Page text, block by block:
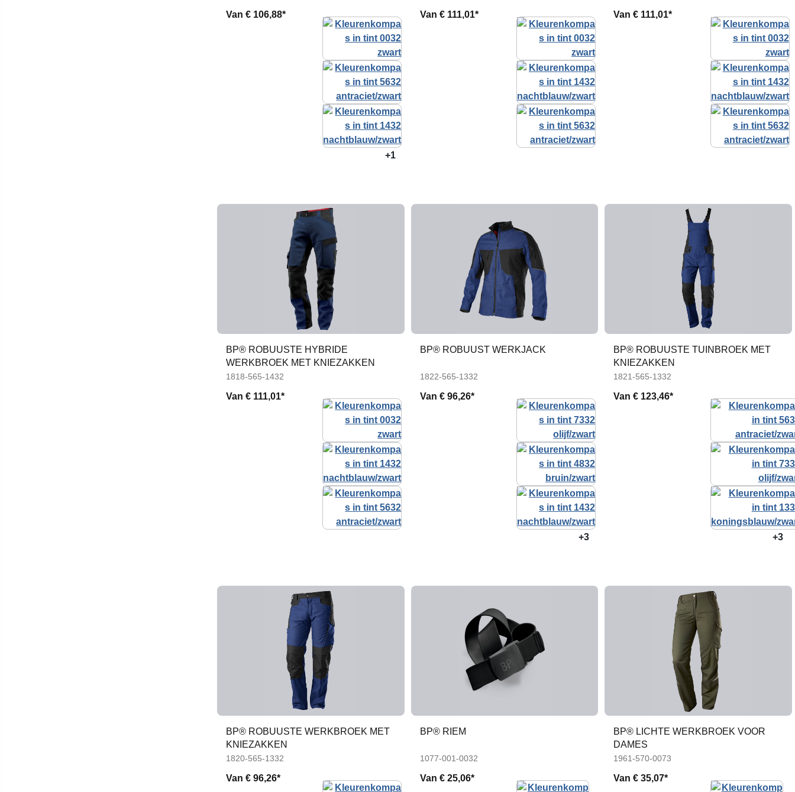
Van € 106,88*
+1
Van € 111,01* Van€ 111,01*
BP® ROBUUSTE HYBRIDE
WERKBROEK MET KNIEZAKKEN
1818-565-1432
Van € 111,01*
BP® ROBUUST WERKJACK
1822-565-1332
Van € 96,26*
+3
BP® ROBUUSTE TUINBROEK MET
KNIEZAKKEN
1821-565-1332
Van€ 123,46*
+3
BP® ROBUUSTE WERKBROEK MET
KNIEZAKKEN
1820-565-1332
Van € 96,26*
BP® RIEM
1077-001-0032
Van € 25,06*
BP® LICHTE WERKBROEK VOOR
DAMES
1961-570-0073
Van€ 35,07*